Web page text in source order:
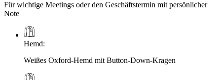
Für wichtige Meetings oder den Geschäftstermin mit persönlicher
Note
Hemd:
Weißes Oxford-Hemd mit Button-Down-Kragen